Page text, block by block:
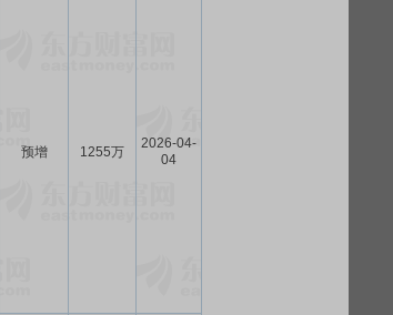
预增 1255万
2026-04-
04